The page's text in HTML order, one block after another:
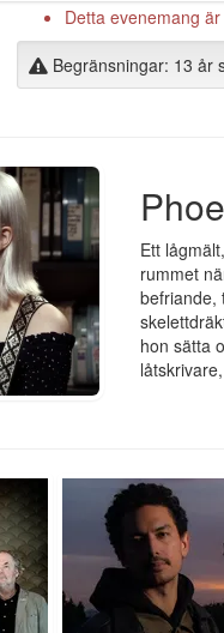
Detta evenemang
Begränsningar: 13 år
Ett
rummet
befriande,
hon sätta